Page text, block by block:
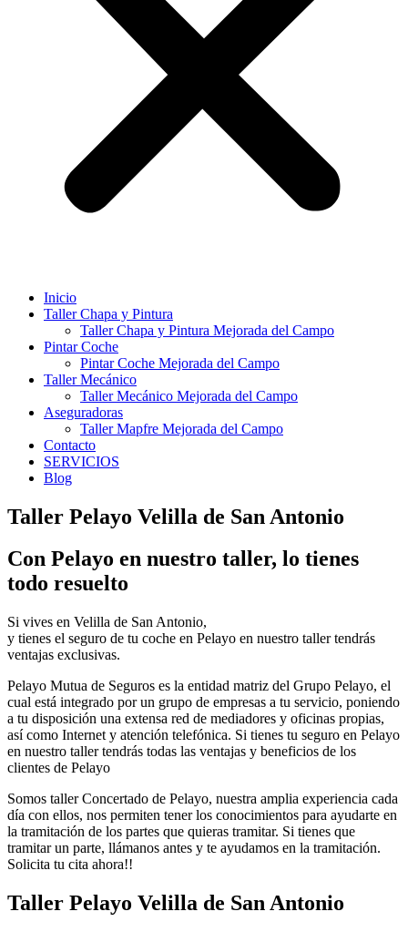
Inicio
Taller Chapa y Pintura
Taller Chapa y Pintura Mejorada del Campo
Pintar Coche
Pintar Coche Mejorada del Campo
Taller Mecánico
Taller Mecánico Mejorada del Campo
Aseguradoras
Taller Mapfre Mejorada del Campo
Contacto
SERVICIOS
Blog
Taller Pelayo Velilla de San Antonio
Con Pelayo en nuestro taller, lo tienes
todo resuelto
Si vives en Velilla de San Antonio,
y tienes el seguro de tu coche en Pelayo en nuestro taller tendrás
ventajas exclusivas.
Pelayo Mutua de Seguros es la entidad matriz del Grupo Pelayo, el
cual está integrado por un grupo de empresas a tu servicio, poniendo
a tu disposición una extensa red de mediadores y oficinas propias,
así como Internet y atención telefónica. Si tienes tu seguro en Pelayo
en nuestro taller tendrás todas las ventajas y beneficios de los
clientes de Pelayo
Somos taller Concertado de Pelayo, nuestra amplia experiencia cada
día con ellos, nos permiten tener los conocimientos para ayudarte en
la tramitación de los partes que quieras tramitar. Si tienes que
tramitar un parte, llámanos antes y te ayudamos en la tramitación.
Solicita tu cita ahora!!
Taller Pelayo Velilla de San Antonio